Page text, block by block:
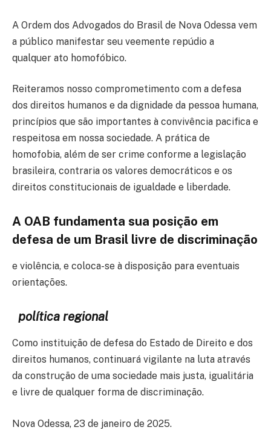
A Ordem dos Advogados do Brasil de Nova Odessa vem
a público manifestar seu veemente repúdio a
qualquer ato homofóbico.
Reiteramos nosso comprometimento com a defesa
dos direitos humanos e da dignidade da pessoa humana,
princípios que são importantes à convivência pacifica e
respeitosa em nossa sociedade. A prática de
homofobia, além de ser crime conforme a legislação
brasileira, contraria os valores democráticos e os
direitos constitucionais de igualdade e liberdade.
A OAB fundamenta sua posição em
defesa de um Brasil livre de discriminação
e violência, e coloca-se à disposição para eventuais
orientações.
política regional
Como instituição de defesa do Estado de Direito e dos
direitos humanos, continuará vigilante na luta através
da construção de uma sociedade mais justa, igualitária
e livre de qualquer forma de discriminação.
Nova Odessa, 23 de janeiro de 2025.